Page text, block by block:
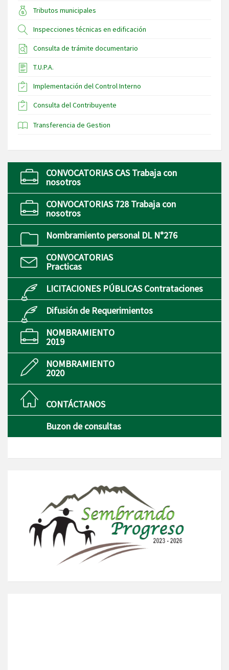
Tributos municipales
Inspecciones técnicas en edificación
Consulta de trámite documentario
T.U.P.A.
Implementación del Control Interno
Consulta del Contribuyente
Transferencia de Gestion
CONVOCATORIAS CAS Trabaja con
nosotros
CONVOCATORIAS 728 Trabaja con
nosotros
Nombramiento personal DL N°276
CONVOCATORIAS
Practicas
LICITACIONES PÚBLICAS Contrataciones
Difusión de Requerimientos
NOMBRAMIENTO
2019
NOMBRAMIENTO
2020
CONTÁCTANOS
Buzon de consultas